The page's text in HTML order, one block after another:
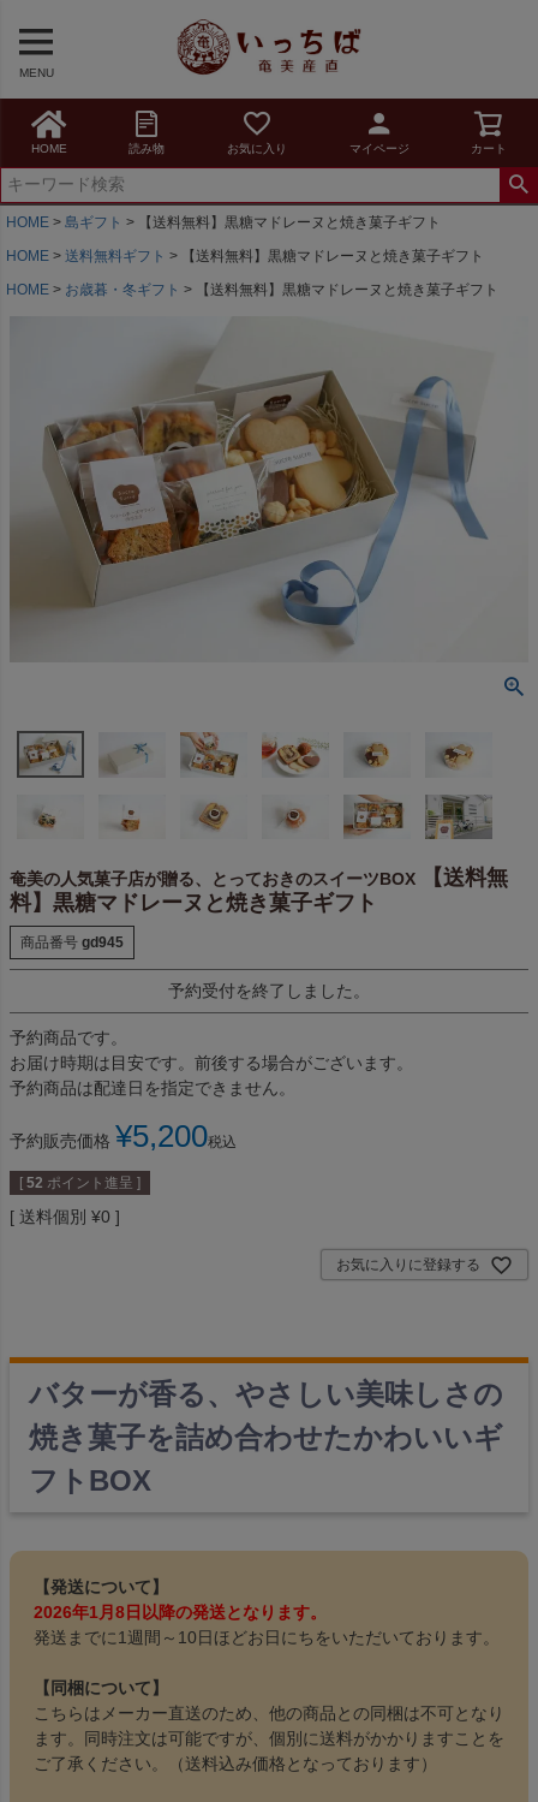
MENU
HOME 読み物 お気に入り マイページ カート
HOME 島ギフト
【送料無料】黒糖マドレーヌと焼き菓子ギフト
HOME
送料無料ギフト
【送料無料】黒糖マドレーヌと焼き菓子ギフト
HOME
お歳暮・冬ギフト 【送料無料】黒糖マドレーヌと焼き菓子ギフト
奄美の人気菓子店が贈る、とっておきのスイーツBOX
【送料無
料】黒糖マドレーヌと焼き菓子ギフト
商品番号 gd945
予約受付を終了しました。
予約商品です。
お届け時期は目安です。前後する場合がございます。
予約商品は配達日を指定できません。
予約販売価格 ¥5,200税込
[ 52 ポイント進呈 ]
送料個別 ¥0
お気に入りに登録する
バターが香る、やさしい美味しさの
焼き菓子を詰め合わせたかわいいギ
フトBOX
【発送について】
2026年1月8日以降の発送となります。
発送までに1週間～10日ほどお日にちをいただいております。
【同梱について】
こちらはメーカー直送のため、他の商品との同梱は不可となり
ます。同時注文は可能ですが、個別に送料がかかりますことを
ご了承ください。（送料込み価格となっております）